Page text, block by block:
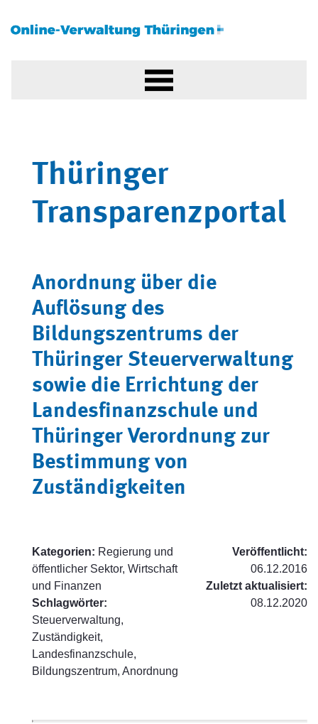
Thüringer
Transparenzportal
Anordnung über die
Auflösung des
Bildungszentrums der
Thüringer Steuerverwaltung
sowie die Errichtung der
Landesfinanzschule und
Thüringer Verordnung zur
Bestimmung von
Zuständigkeiten
Kategorien: Regierung und
öffentlicher Sektor, Wirtschaft
und Finanzen
Schlagwörter:
Steuerverwaltung,
Zuständigkeit,
Landesfinanzschule,
Bildungszentrum, Anordnung
Veröffentlicht:
06.12.2016
Zuletzt aktualisiert:
08.12.2020